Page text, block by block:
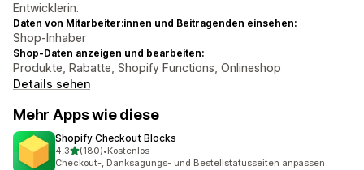
Entwicklerin.
Daten von Mitarbeiter:innen und Beitragenden einsehen:
Shop-Inhaber
Shop-Daten anzeigen und bearbeiten:
Produkte, Rabatte, Shopify Functions, Onlineshop
Details sehen
Mehr Apps wie diese
Shopify Checkout Blocks
4,3von 5 Sternen
(180)
180 Rezensionen insgesamt
•Kostenlos
Checkout-, Danksagungs- und Bestellstatusseiten anpassen